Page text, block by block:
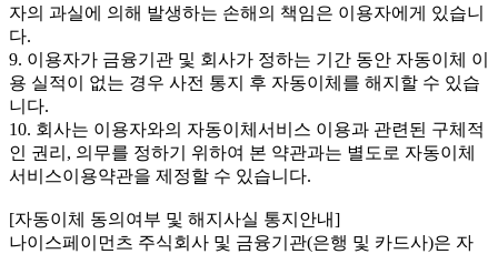
자의 과실에 의해 발생하는 손해의 책임은 이용자에게 있습니
다.
9. 이용자가 금융기관 및 회사가 정하는 기간 동안 자동이체 이
용 실적이 없는 경우 사전 통지 후 자동이체를 해지할 수 있습
니다.
10. 회사는 이용자와의 자동이체서비스 이용과 관련된 구체적
인 권리, 의무를 정하기 위하여 본 약관과는 별도로 자동이체
서비스이용약관을 제정할 수 있습니다.
[자동이체 동의여부 및 해지사실 통지안내]
나이스페이먼츠 주식회사 및 금융기관(은행 및 카드사)은 자